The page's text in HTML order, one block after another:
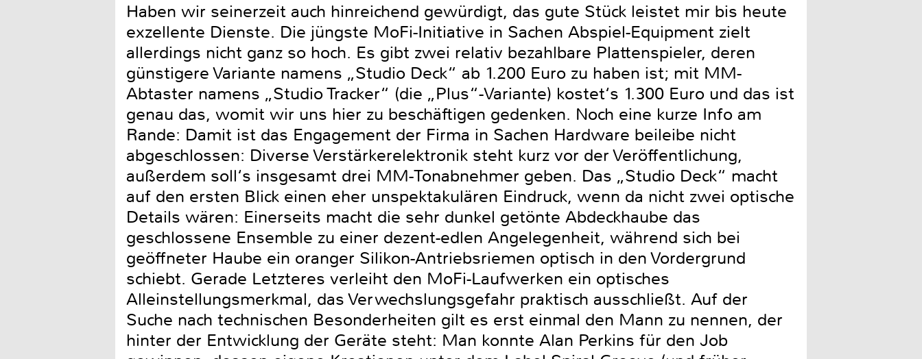
Haben wir seinerzeit auch hinreichend gewürdigt, das gute Stück leistet mir bis heute
exzellente Dienste. Die jüngste MoFi-Initiative in Sachen Abspiel-Equipment zielt
allerdings nicht ganz so hoch. Es gibt zwei relativ bezahlbare Plattenspieler, deren
günstigere Variante namens „Studio Deck“ ab 1.200 Euro zu haben ist; mit MM-
Abtaster namens „Studio Tracker“ (die „Plus“-Variante) kostet‘s 1.300 Euro und das ist
genau das, womit wir uns hier zu beschäftigen gedenken. Noch eine kurze Info am
Rande: Damit ist das Engagement der Firma in Sachen Hardware beileibe nicht
abgeschlossen: Diverse Verstärkerelektronik steht kurz vor der Veröffentlichung,
außerdem soll‘s insgesamt drei MM-Tonabnehmer geben. Das „Studio Deck“ macht
auf den ersten Blick einen eher unspektakulären Eindruck, wenn da nicht zwei optische
Details wären: Einerseits macht die sehr dunkel getönte Abdeckhaube das
geschlossene Ensemble zu einer dezent-edlen Angelegenheit, während sich bei
geöffneter Haube ein oranger Silikon-Antriebsriemen optisch in den Vordergrund
schiebt. Gerade Letzteres verleiht den MoFi-Laufwerken ein optisches
Alleinstellungsmerkmal, das Verwechslungsgefahr praktisch ausschließt. Auf der
Suche nach technischen Besonderheiten gilt es erst einmal den Mann zu nennen, der
hinter der Entwicklung der Geräte steht: Man konnte Alan Perkins für den Job